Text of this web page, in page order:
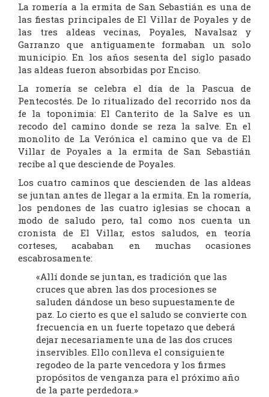
La romería a la ermita de San Sebastián es una de
las fiestas principales de El Villar de Poyales y de
las tres aldeas vecinas, Poyales, Navalsaz y
Garranzo que antiguamente formaban un solo
municipio. En los años sesenta del siglo pasado
las aldeas fueron absorbidas por Enciso.
La romería se celebra el día de la Pascua de
Pentecostés. De lo ritualizado del recorrido nos da
fe la toponimia: El Canterito de la Salve es un
recodo del camino donde se reza la salve. En el
monolito de La Verónica el camino que va de El
Villar de Poyales a la ermita de San Sebastián
recibe al que desciende de Poyales.
Los cuatro caminos que descienden de las aldeas
se juntan antes de llegar a la ermita. En la romería,
los pendones de las cuatro iglesias se chocan a
modo de saludo pero, tal como nos cuenta un
cronista de El Villar, estos saludos, en teoría
corteses, acababan en muchas ocasiones
escabrosamente:
«Allí donde se juntan, es tradición que las
cruces que abren las dos procesiones se
saluden dándose un beso supuestamente de
paz. Lo cierto es que el saludo se convierte con
frecuencia en un fuerte topetazo que deberá
dejar necesariamente una de las dos cruces
inservibles. Ello conlleva el consiguiente
regodeo de la parte vencedora y los firmes
propósitos de venganza para el próximo año
de la parte perdedora.»